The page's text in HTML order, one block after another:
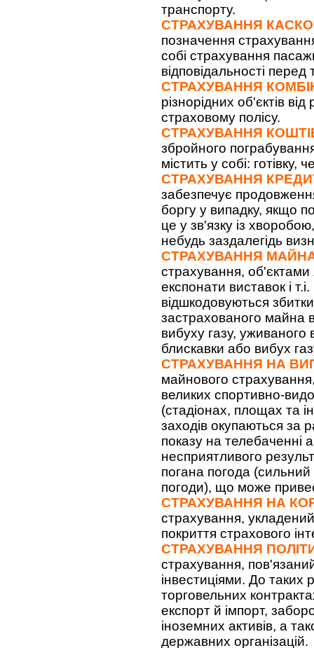
транспорту.
СТРАХУВАННЯ КАСКО
позначення
собі страхування
відповідальності
СТРАХУВАННЯ
різнорідних об'єктів
страховому полісу.
СТРАХУВАННЯ
збройного
містить у собі: готівку,
СТРАХУВАННЯ
забезпечує
боргу у випадку, якщо
це у зв'язку із
небудь заздалегідь
СТРАХУВАННЯ
страхування, об'єктами
експонати виставок і
відшкодовуються
застрахованого майна
вибуху газу, уживаного
блискавки або вибух
СТРАХУВАННЯ НА
майнового
великих спортивно-
(стадіонах, площах та
заходів окупаються за
показу на телебаченні
несприятливого
погана погода
погоди), що може
СТРАХУВАННЯ НА
страхування,
покриття страхового
СТРАХУВАННЯ
страхування,
інвестиціями. До таких
торговельних
експорт й імпорт,
іноземних активів, а
державних організацій.